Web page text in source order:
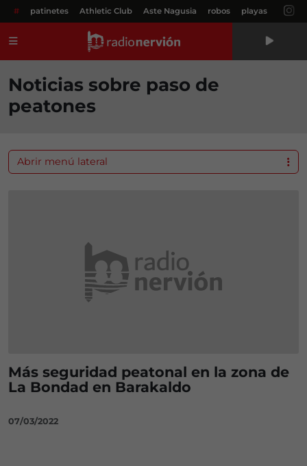
# patinetes Athletic Club Aste Nagusia robos playas
Noticias sobre paso de
peatones
Más seguridad peatonal en la zona de
La Bondad en Barakaldo
07/03/2022
Abrir menú lateral